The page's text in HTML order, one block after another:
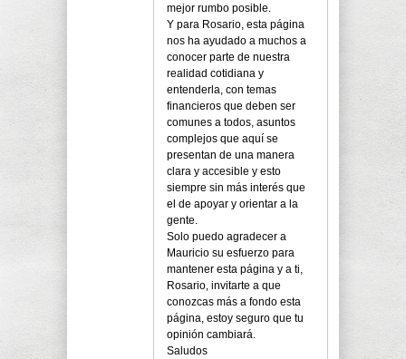
mejor rumbo posible.
Y para Rosario, esta página
nos ha ayudado a muchos a
conocer parte de nuestra
realidad cotidiana y
entenderla, con temas
financieros que deben ser
comunes a todos, asuntos
complejos que aquí se
presentan de una manera
clara y accesible y esto
siempre sin más interés que
el de apoyar y orientar a la
gente.
Solo puedo agradecer a
Mauricio su esfuerzo para
mantener esta página y a ti,
Rosario, invitarte a que
conozcas más a fondo esta
página, estoy seguro que tu
opinión cambiará.
Saludos